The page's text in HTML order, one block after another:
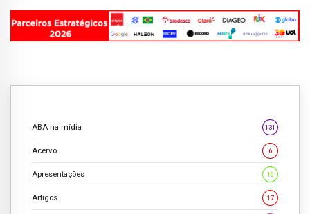
ABA na mídia 131
Acervo 6
Apresentações 10
Artigos 17